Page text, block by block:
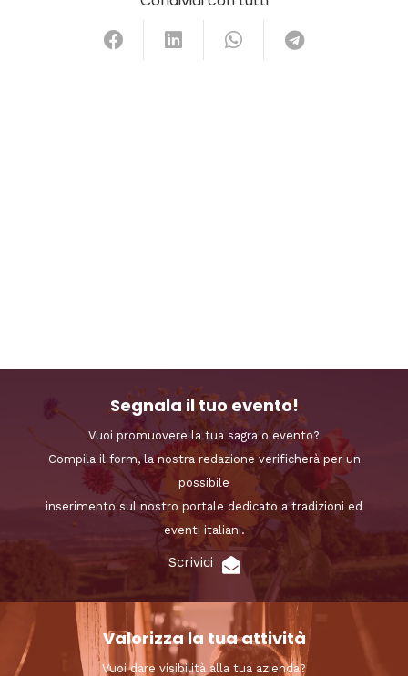
Segnala il tuo evento!
Vuoi promuovere la tua sagra o evento?
Compila il form, la nostra redazione verificherà per un
possibile
inserimento sul nostro portale dedicato a tradizioni ed
eventi italiani.
Scrivici
Valorizza la tua attività
Vuoi dare visibilità alla tua azienda?